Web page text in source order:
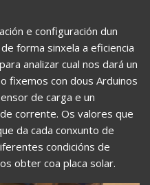
e configuración dun
forma sinxela a eficiencia
analizar cual nos dará un
fixemos con dous Arduinos
de carga e un
corrente. Os valores que
da cada conxunto de
condicións de
obter coa placa solar.